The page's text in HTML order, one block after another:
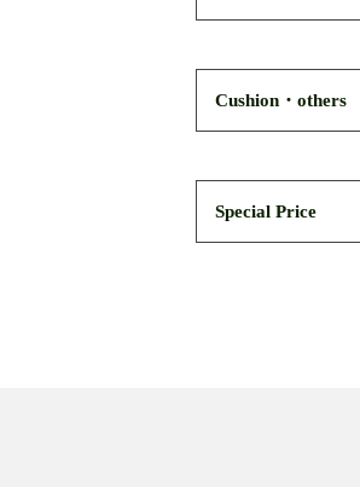
Cushion・others
Special Price